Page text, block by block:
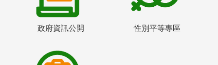
政府資訊公開 性別平等專區